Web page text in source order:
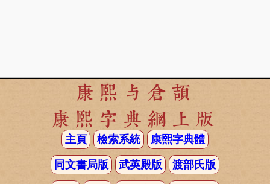
康熙与倉頡
康熙字典網上版
主頁 檢索系統 康熙字典體
同文書局版 武英殿版 渡部氏版